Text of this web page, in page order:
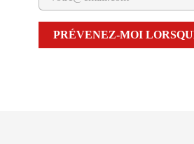
PRÉVENEZ-MOI